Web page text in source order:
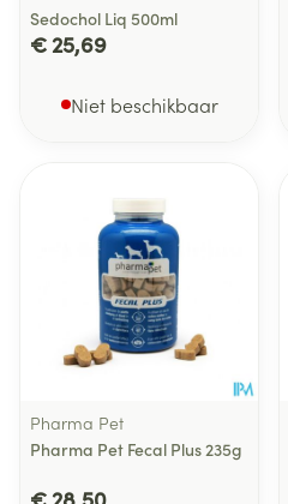
Sedochol Liq 500ml
€ 25,69
Niet beschikbaar
Pharma Pet
Pharma Pet Fecal Plus 235g